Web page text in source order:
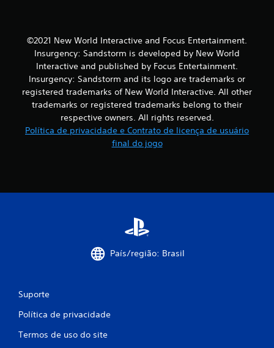
©2021 New World Interactive and Focus Entertainment.
Insurgency: Sandstorm is developed by New World
Interactive and published by Focus Entertainment.
Insurgency: Sandstorm and its logo are trademarks or
registered trademarks of New World Interactive. All other
trademarks or registered trademarks belong to their
respective owners. All rights reserved.
Política de privacidade e Contrato de licença de usuário
final do jogo
País/região: Brasil
Suporte
Política de privacidade
Termos de uso do site